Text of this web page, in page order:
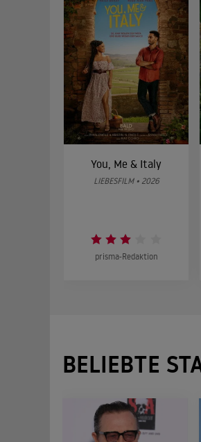
You, Me & Italy
LIEBESFILM • 2026
prisma-Redaktion
BELIEBTE